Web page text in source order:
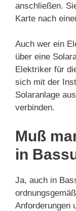
anschließen.
Karte nach
Auch wer ein
über eine
Elektriker für
sich mit der
Solaranlage
verbinden.
Muß
in
Ja, auch in
Anforderungen